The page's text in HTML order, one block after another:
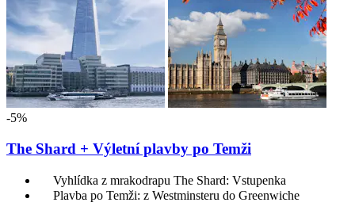
-5%
The Shard + Výletní plavby po Temži
Vyhlídka z mrakodrapu The Shard: Vstupenka
Plavba po Temži: z Westminsteru do Greenwiche